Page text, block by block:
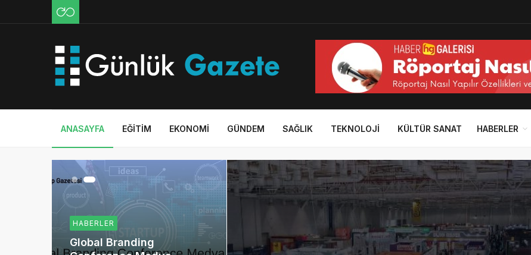
ANASAYFA EĞITIM EKONOMI GÜNDEM SAĞLIK TEKNOLOJI KÜLTÜR SANAT HABERLER
HABERLER
Global Branding